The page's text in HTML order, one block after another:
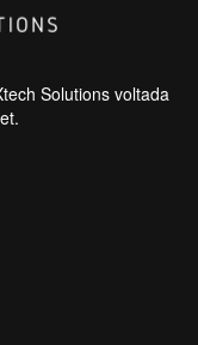
Solutions voltada